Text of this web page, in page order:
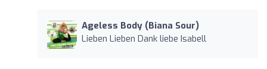
Ageless Body (Biana Sour)
Lieben Lieben Dank liebe Isabell